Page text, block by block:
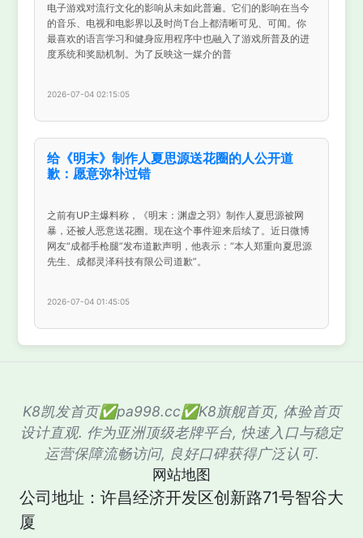
电子游戏对流行文化的影响从未如此普遍。它们的影响在当今
的音乐、电视和电影界以及时尚T台上都清晰可见、可闻。你
最喜欢的语言学习和健身应用程序中也融入了游戏所普及的进
度系统和奖励机制。为了反映这一媒介的普
2026-07-04 02:15:05
给《明末》制作人夏思源送花圈的人公开道
歉：愿意弥补过错
之前有UP主爆料称，《明末：渊虚之羽》制作人夏思源被网
暴，还被人恶意送花圈。现在这个事件迎来后续了。近日微博
网友“成都手枪腿”发布道歉声明，他表示：“本人郑重向夏思源
先生、成都灵泽科技有限公司道歉”。
2026-07-04 01:45:05
K8凯发首页✅pa998.cc✅K8旗舰首页, 体验首页
设计直观. 作为亚洲顶级老牌平台, 快速入口与稳定
运营保障流畅访问, 良好口碑获得广泛认可.
网站地图
公司地址：许昌经济开发区创新路71号智谷大
厦